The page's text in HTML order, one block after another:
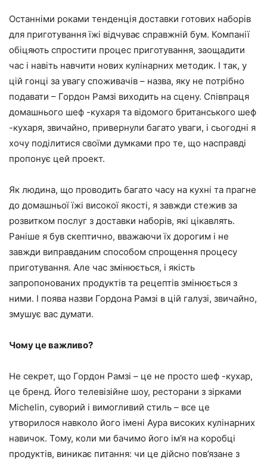
Останніми роками тенденція доставки готових наборів
для приготування їжі відчуває справжній бум. Компанії
обіцяють спростити процес приготування, заощадити
час і навіть навчити нових кулінарних методик. І так, у
цій гонці за увагу споживачів – назва, яку не потрібно
подавати – Гордон Рамзі виходить на сцену. Співпраця
домашнього шеф -кухаря та відомого британського шеф
-кухаря, звичайно, привернули багато уваги, і сьогодні я
хочу поділитися своїми думками про те, що насправді
пропонує цей проект.
Як людина, що проводить багато часу на кухні та прагне
до домашньої їжі високої якості, я завжди стежив за
розвитком послуг з доставки наборів, які цікавлять.
Раніше я був скептично, вважаючи їх дорогим і не
завжди виправданим способом спрощення процесу
приготування. Але час змінюється, і якість
запропонованих продуктів та рецептів змінюється з
ними. І поява назви Гордона Рамзі в цій галузі, звичайно,
змушує вас думати.
Чому це важливо?
Не секрет, що Гордон Рамзі – це не просто шеф -кухар,
це бренд. Його телевізійне шоу, ресторани з зірками
Michelin, суворий і вимогливий стиль – все це
утворилося навколо його імені Аура високих кулінарних
навичок. Тому, коли ми бачимо його ім’я на коробці
продуктів, виникає питання: чи це дійсно пов’язане з